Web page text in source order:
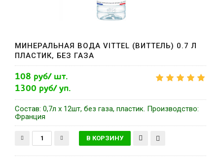
МИНЕРАЛЬНАЯ ВОДА VITTEL (ВИТТЕЛЬ) 0.7 Л
ПЛАСТИК, БЕЗ ГАЗА
108 руб/ шт.
1300 руб/ уп.
Состав: 0,7л х 12шт, без газа, пластик. Производство:
Франция